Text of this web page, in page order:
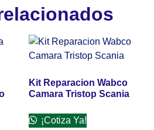
Kit Reparacion Wabco
Camara Tristop Scania
¡Cotiza Ya!